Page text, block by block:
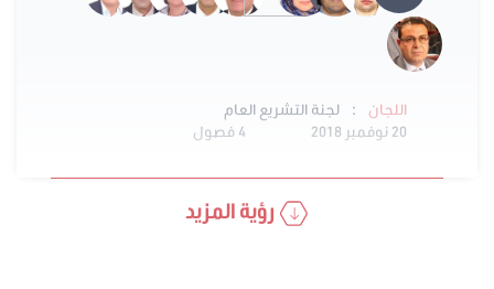
اللجان :
لجنة التشريع العام
20 نوفمبر 2018
4 فصول
رؤية المزيد